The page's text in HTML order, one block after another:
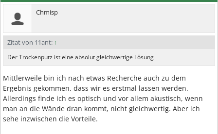
Chmisp
Zitat von 11ant: ↑
Der Trockenputz ist eine absolut gleichwertige Lösung
Mittlerweile bin ich nach etwas Recherche auch zu dem
Ergebnis gekommen, dass wir es erstmal lassen werden.
Allerdings finde ich es optisch und vor allem akustisch, wenn
man an die Wände dran kommt, nicht gleichwertig. Aber ich
sehe inzwischen die Vorteile.